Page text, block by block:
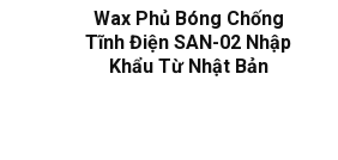
Wax Phủ Bóng Chống
Tĩnh Điện SAN-02 Nhập
Khẩu Từ Nhật Bản